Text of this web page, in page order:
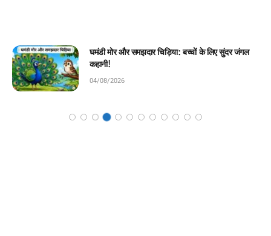
घमंडी मोर और समझदार चिड़िया: बच्चों के लिए सुंदर जंगल
कहानी!
04/08/2026